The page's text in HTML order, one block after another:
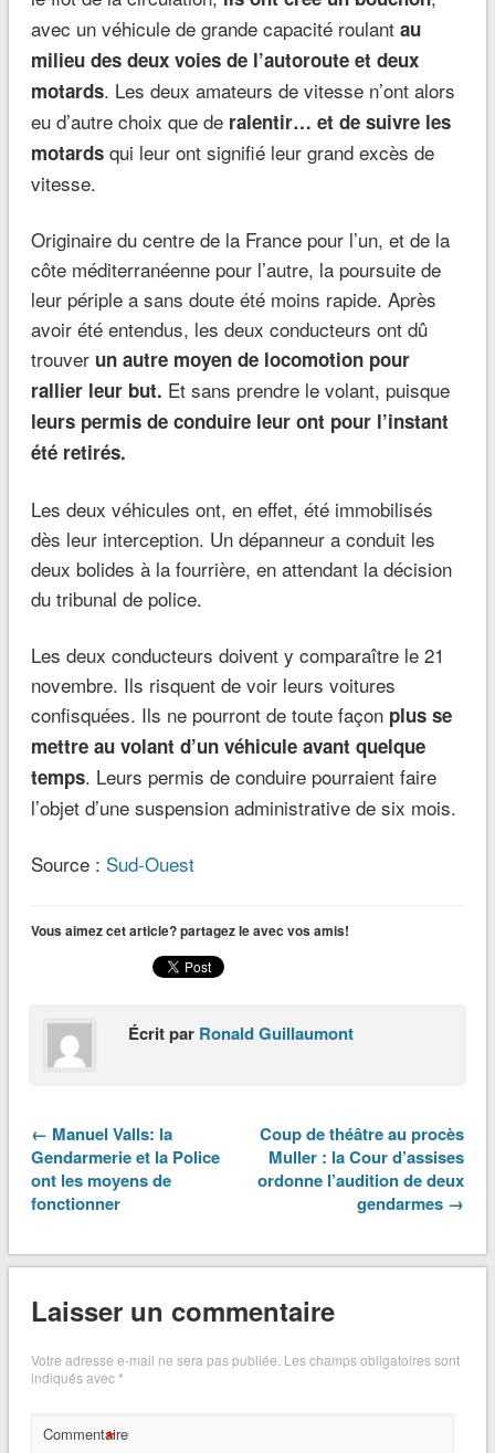
avec un véhicule de grande capacité roulant au
milieu des deux voies de l’autoroute et deux
motards. Les deux amateurs de vitesse n’ont alors
eu d’autre choix que de ralentir… et de suivre les
motardsqui leur ont signifié leur grand excès de
vitesse.
Originaire du centre de la France pour l’un, et de la
côte méditerranéenne pour l’autre, la poursuite de
leur périple a sans doute été moins rapide. Après
avoir été entendus, les deux conducteurs ont dû
trouver un autre moyen de locomotion pour
rallier leur but. Et sans prendre le volant, puisque
leurs permis de conduire leur ont pour l’instant
été retirés.
Les deux véhicules ont, en effet, été immobilisés
dès leur interception. Un dépanneur a conduit les
deux bolides à la fourrière, en attendant la décision
du tribunal de police.
Les deux conducteurs doivent y comparaître le 21
novembre. Ils risquent de voir leurs voitures
confisquées. Ils ne pourront de toute façonplus se
mettre au volant d’un véhicule avant quelque
temps. Leurs permis de conduire pourraient faire
l’objet d’une suspension administrative de six mois.
Source : Sud-Ouest
Vous aimez cet article? partagez le avec vos amis!
Écrit par Ronald Guillaumont
← Manuel Valls: la
Gendarmerie et la Police
ont les moyens de
fonctionner
Coup de théâtre au procès
Muller : la Cour d’assises
ordonne l’audition de deux
gendarmes →
Laisser un commentaire
Votre adresse e-mail ne sera pas publiée. Les champs obligatoires sont
indiqués avec*
Commentaire
*